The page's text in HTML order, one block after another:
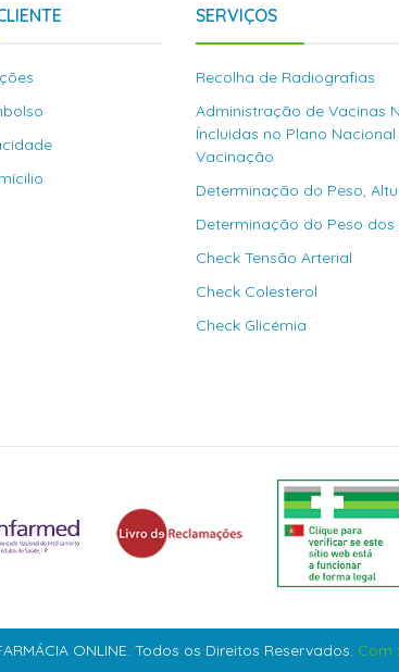
SERVIÇOS
Recolha de Radiografias
Administração de Vacinas
Íncluidas no Plano
Vacinação
Determinação do Peso,
Determinação do Peso dos
Check Tensão Arterial
Check Colesterol
Check Glicémia
ONLINE. Todos os Direitos Reservados. Com